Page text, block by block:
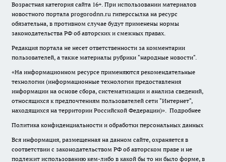
Возрастная категория сайта 16+. При использовании материалов
новостного портала progorodnn.ru гиперссылка на ресурс
обязательна, в противном случае будут применены нормы
законодательства РФ об авторских и смежных правах.
Редакция портала не несет ответственности за комментарии
пользователей, а также материалы рубрики "народные новости".
«На информационном ресурсе применяются рекомендательные
технологии (информационные технологии предоставления
информации на основе сбора, систематизации и анализа сведений,
относящихся к предпочтениям пользователей сети "Интернет",
находящихся на территории Российской Федерации)». Подробнее
Политика конфиденциальности и обработки персональных данных
Вся информация, размещенная на данном сайте, охраняется в
соответствии с законодательством РФ об авторском праве и не
подлежит использованию кем-либо в какой бы то ни было форме, в